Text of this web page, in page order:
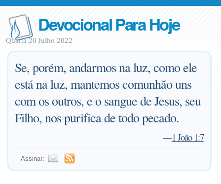
Devocional Para Hoje
Quarta 20 Julho 2022
Se, porém, andarmos na luz, como ele
está na luz, mantemos comunhão uns
com os outros, e o sangue de Jesus, seu
Filho, nos purifica de todo pecado.
—1 João 1:7
Assinar: